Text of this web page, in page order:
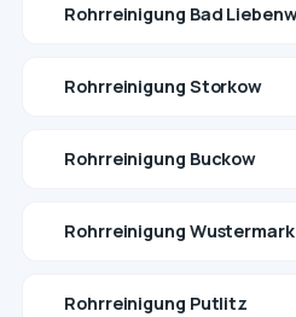
Rohrreinigung Bad
Rohrreinigung Storkow
Rohrreinigung Buckow
Rohrreinigung Wustermark
Rohrreinigung Putlitz